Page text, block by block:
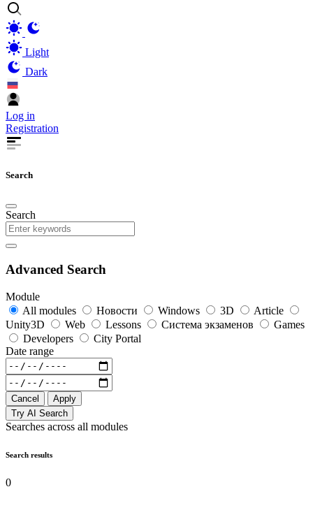
Light
Dark
Log in
Registration
Search
Search
Advanced Search
Module
All modules
Новости Windows 3D
Article
Unity3D
Web Lessons Система экзаменов
Games
Developers
City Portal
Date range
Cancel
Apply
Try AI Search
Searches across all modules
Search results
0